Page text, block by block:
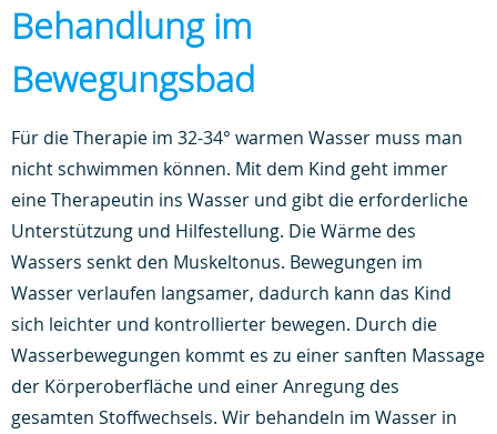
Behandlung im
Bewegungsbad
Für die Therapie im 32-34° warmen Wasser muss man
nicht schwimmen können. Mit dem Kind geht immer
eine Therapeutin ins Wasser und gibt die erforderliche
Unterstützung und Hilfestellung. Die Wärme des
Wassers senkt den Muskeltonus. Bewegungen im
Wasser verlaufen langsamer, dadurch kann das Kind
sich leichter und kontrollierter bewegen. Durch die
Wasserbewegungen kommt es zu einer sanften Massage
der Körperoberfläche und einer Anregung des
gesamten Stoffwechsels. Wir behandeln im Wasser in